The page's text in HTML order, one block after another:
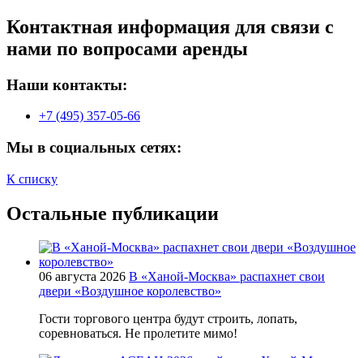
Контактная информация для связи с
нами по вопросами аренды
Наши контакты:
+7 (495) 357-05-66
Мы в социальных сетях:
К списку
Остальные публикации
06 августа 2026 В «Ханой-Москва» распахнет свои
двери «Воздушное королевство»
Гости торгового центра будут строить, лопать,
соревноваться. Не пролетите мимо!